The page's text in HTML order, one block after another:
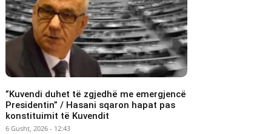
​”Kuvendi duhet të zgjedhë me emergjencë
Presidentin” / Hasani sqaron hapat pas
konstituimit të Kuvendit
6 Gusht, 2026 - 12:43